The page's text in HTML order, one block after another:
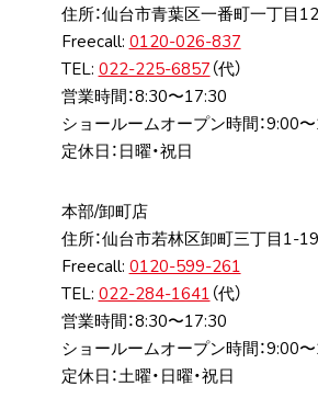
住所：仙台市⻘葉区⼀番町⼀丁⽬
Freecall: 0120-026-837
TEL: 022-225-6857 （代）
営業時間：8:30〜17:30
ショールームオープン時間：9:00
定休日：日曜・祝日
本部/卸町店
住所：仙台市若林区卸町三丁⽬1-19
Freecall: 0120-599-261
TEL: 022-284-1641 （代）
営業時間：8:30〜17:30
ショールームオープン時間：9:00
定休日：土曜・日曜・祝日